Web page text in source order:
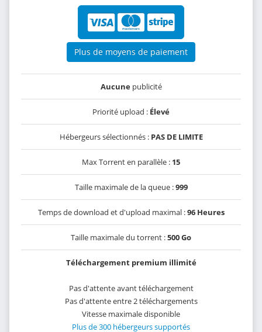
Plus de moyens de paiement
Aucunepublicité
Priorité upload : Élevé
Hébergeurs sélectionnés : PAS DE LIMITE
Max Torrent en parallèle : 15
Taille maximale de la queue :999
Temps de download et d'upload maximal :96 Heures
Taille maximale du torrent :500 Go
Téléchargement premium illimité
Pas d'attente avant téléchargement
Pas d'attente entre 2 téléchargements
Vitesse maximale disponible
Plus de 300 hébergeurs supportés